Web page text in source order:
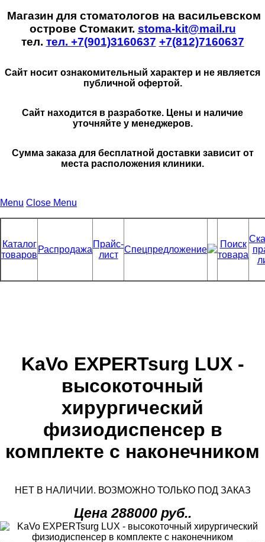
Магазин для стоматологов на васильевском
острове Стомакит. stoma-kit@mail.ru
тел. тел. +7(901)3160637 +7(812)7160637
Сайт носит ознакомительный характер и не является
публичной офертой.
Сайт находится в разработке. Цены и наличие
уточняйте у менеджеров.
Сумма заказа для бесплатной доставки зависит от
места расположения клиники.
Menu Close Menu
Каталог
товаров
Распродажа
Прайс-
лист
Спецпредложение
Поиск
товара
KaVo EXPERTsurg LUX -
высокоточный
хирургический
физиодиспенсер в
комплекте с наконечником
НЕТ В НАЛИЧИИ. ВОЗМОЖНО ТОЛЬКО ПОД ЗАКАЗ
Цена 288000 руб..